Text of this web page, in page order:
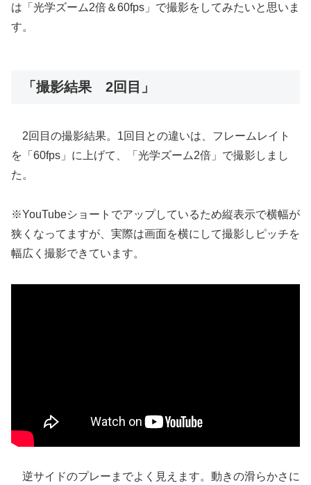
は「光学ズーム2倍＆60fps」で撮影をしてみたいと思いま
す。
「撮影結果 2回目」
2回目の撮影結果。1回目との違いは、フレームレイト
を「60fps」に上げて、「光学ズーム2倍」で撮影しまし
た。
※YouTubeショートでアップしているため縦表示で横幅が
狭くなってますが、実際は画面を横にして撮影しピッチを
幅広く撮影できています。
逆サイドのプレーまでよく見えます。動きの滑らかさに